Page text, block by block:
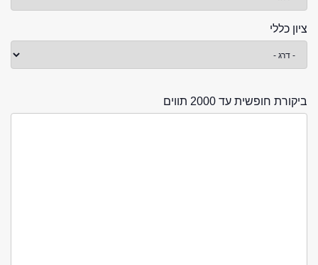
ציון כללי
ביקורת חופשית עד 2000 תווים